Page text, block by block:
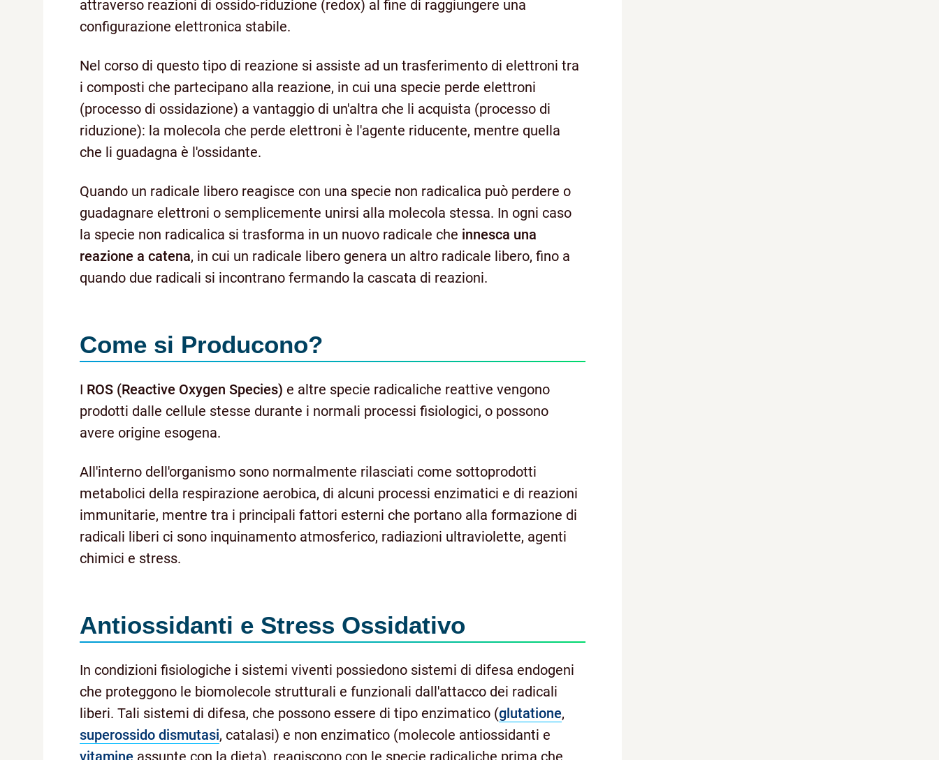
attraverso reazioni di ossido-riduzione (redox) al fine di raggiungere una
configurazione elettronica stabile.
Nel corso di questo tipo di reazione si assiste ad un trasferimento di elettroni tra
i composti che partecipano alla reazione, in cui una specie perde elettroni
(processo di ossidazione) a vantaggio di un'altra che li acquista (processo di
riduzione): la molecola che perde elettroni è l'agente riducente, mentre quella
che li guadagna è l'ossidante.
Quando un radicale libero reagisce con una specie non radicalica può perdere o
guadagnare elettroni o semplicemente unirsi alla molecola stessa. In ogni caso
la specie non radicalica si trasforma in un nuovo radicale che innesca una
reazione a catena, in cui un radicale libero genera un altro radicale libero, fino a
quando due radicali si incontrano fermando la cascata di reazioni.
Come si Producono?
I ROS (Reactive Oxygen Species) e altre specie radicaliche reattive vengono
prodotti dalle cellule stesse durante i normali processi fisiologici, o possono
avere origine esogena.
All'interno dell'organismo sono normalmente rilasciati come sottoprodotti
metabolici della respirazione aerobica, di alcuni processi enzimatici e di reazioni
immunitarie, mentre tra i principali fattori esterni che portano alla formazione di
radicali liberi ci sono inquinamento atmosferico, radiazioni ultraviolette, agenti
chimici e stress.
Antiossidanti e Stress Ossidativo
In condizioni fisiologiche i sistemi viventi possiedono sistemi di difesa endogeni
che proteggono le biomolecole strutturali e funzionali dall'attacco dei radicali
liberi. Tali sistemi di difesa, che possono essere di tipo enzimatico (glutatione,
superossido dismutasi, catalasi) e non enzimatico (molecole antiossidanti e
vitamine assunte con la dieta), reagiscono con le specie radicaliche prima che